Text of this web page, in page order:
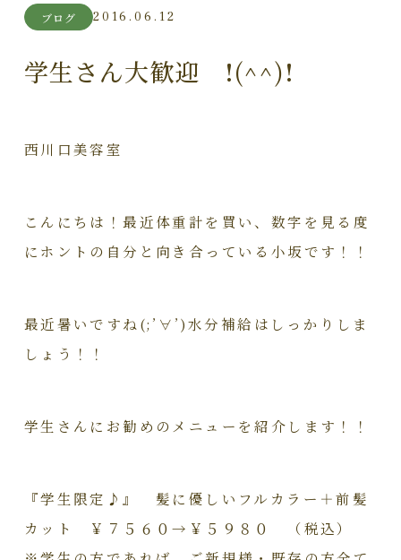
ブログ 2016.06.12
学生さん大歓迎 !(^^)!
西川口美容室
こんにちは！最近体重計を買い、数字を見る度
にホントの自分と向き合っている小坂です！！
最近暑いですね(;’∀’)水分補給はしっかりしま
しょう！！
学生さんにお勧めのメニューを紹介します！！
『学生限定♪』 髪に優しいフルカラー＋前髪
カット ￥７５６０→￥５９８０ （税込）